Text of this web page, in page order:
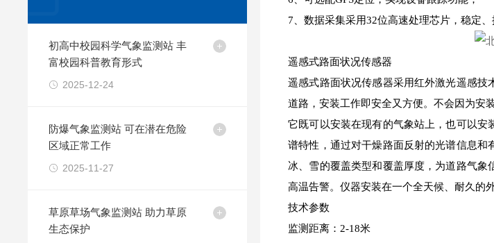
初高中校园科学气象监测站 丰
富校园科普教育形式
2025-12-24
防爆气象监测站 可在潜在危险
区域正常工作
2025-11-27
草原草场气象监测站 助力草原
生态保护
7、数据采集采用32位高速处理芯片，稳定、
遥感式路面状况传感器
遥感式路面状况传感器采用红外激光遥感技
道路，安装工作即安全又方便。不会因为安
它既可以安装在现有的气象站上，也可以
谱特性，通过对干燥路面反射的光谱信息和
冰、雪的覆盖类型和覆盖厚度，为道路气
高温告警。仪器安装在一个全天候、耐久的
技术参数
监测距离：2-18米